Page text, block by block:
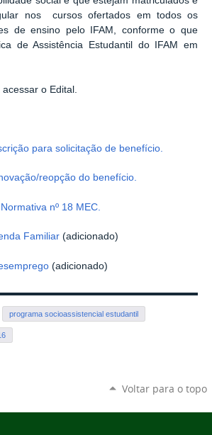
nos cursos ofertados em todos os
de ensino pelo IFAM, conforme o que
de Assistência Estudantil do IFAM em
acessar o Edital.
para solicitação de benefício.
reopção do benefício.
nº 18 MEC.
Familiar (adicionado)
(adicionado)
programa socioassistencial estudantil
Voltar para o topo